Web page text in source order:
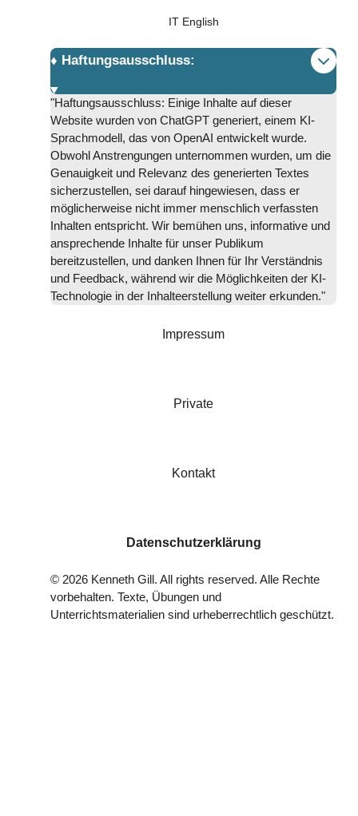
IT English
♦️ Haftungsausschluss:
"Haftungsausschluss: Einige Inhalte auf dieser
Website wurden von ChatGPT generiert, einem KI-
Sprachmodell, das von OpenAI entwickelt wurde.
Obwohl Anstrengungen unternommen wurden, um die
Genauigkeit und Relevanz des generierten Textes
sicherzustellen, sei darauf hingewiesen, dass er
möglicherweise nicht immer menschlich verfassten
Inhalten entspricht. Wir bemühen uns, informative und
ansprechende Inhalte für unser Publikum
bereitzustellen, und danken Ihnen für Ihr Verständnis
und Feedback, während wir die Möglichkeiten der KI-
Technologie in der Inhalteerstellung weiter erkunden."
Impressum
Private
Kontakt
Datenschutzerklärung
© 2026Kenneth Gill. All rights reserved. Alle Rechte
vorbehalten. Texte, Übungen und
Unterrichtsmaterialien sind urheberrechtlich geschützt.